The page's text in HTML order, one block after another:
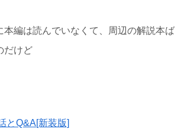
本編は読んでいなくて、周辺の解説本ば
だけど
とQ&A[新装版]